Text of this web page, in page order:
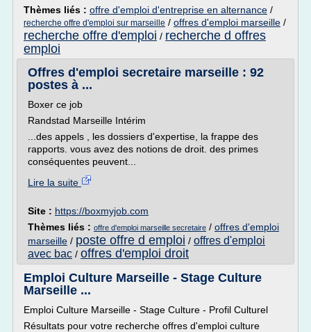
Thèmes liés : offre d'emploi d'entreprise en alternance /
recherche offre d'emploi sur marseille / offres d'emploi marseille /
recherche offre d'emploi / recherche d offres
emploi
Offres d'emploi secretaire marseille : 92
postes à ...
Boxer ce job
Randstad Marseille Intérim
...des appels , les dossiers d'expertise, la frappe des
rapports. vous avez des notions de droit. des primes
conséquentes peuvent...
Lire la suite
Site : https://boxmyjob.com
Thèmes liés : offre d'emploi marseille secretaire / offres d'emploi
marseille / poste offre d emploi / offres d'emploi
avec bac / offres d'emploi droit
Emploi Culture Marseille - Stage Culture
Marseille ...
Emploi Culture Marseille - Stage Culture - Profil Culturel
Résultats pour votre recherche offres d'emploi culture